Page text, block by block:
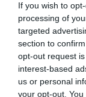
If you wish to
processing of
targeted
section to
opt-out request
interest-based
us or personal
your opt-out.